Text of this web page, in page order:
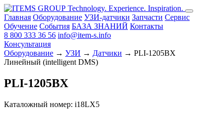
Technology. Experience. Inspiration.
Главная Оборудование УЗИ-датчики Запчасти Сервис
Обучение События БАЗА ЗНАНИЙ Контакты
8 800 333 36 56 info@item-s.info
Консультация
Оборудование → УЗИ → Датчики → PLI-1205BX
Линейный (intelligent DMS)
PLI-1205BX
Каталожный номер: i18LX5